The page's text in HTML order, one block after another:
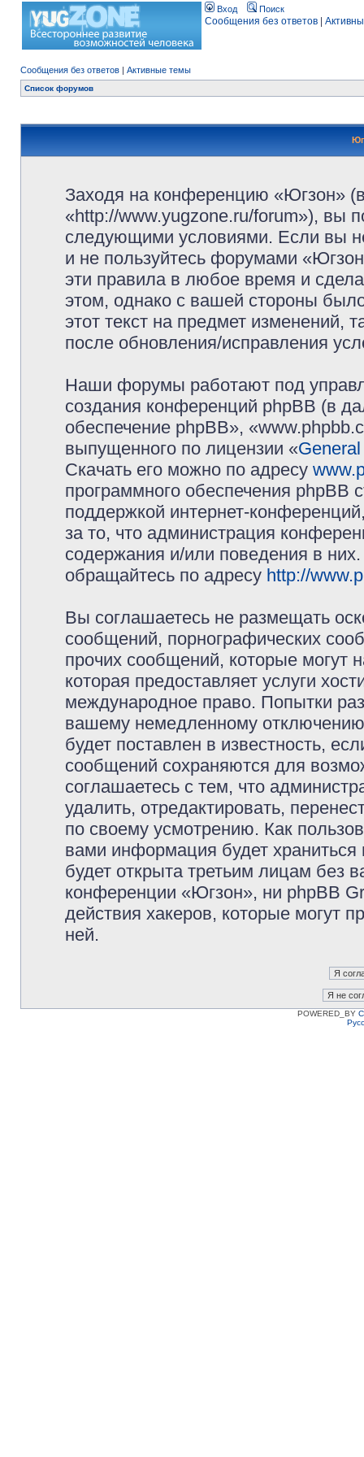
Вход Поиск
Сообщения без ответов
Сообщения без ответов | Активные темы
Список форумов
Заходя на конференцию «Югзон»
«http://www.yugzone.ru/forum»), вы
следующими условиями. Если вы
и не пользуйтесь форумами
эти правила в любое время и
этом, однако с вашей стороны
этот текст на предмет изменений,
после обновления/исправления
Наши форумы работают под
создания конференций phpBB (в
обеспечение phpBB»,
выпущенного по лицензии «
Скачать его можно по адресу
программного обеспечения phpBB
поддержкой интернет-
за то, что администрация
содержания и/или поведения в
обращайтесь по адресу http://
Вы соглашаетесь не размещать
сообщений, порнографических
прочих сообщений, которые могут
которая предоставляет услуги
международное право. Попытки
вашему немедленному
будет поставлен в известность,
сообщений сохраняются для
соглашаетесь с тем, что
удалить, отредактировать,
по своему усмотрению. Как
вами информация будет
будет открыта третьим лицам без
конференции «Югзон», ни phpBB
действия хакеров, которые могут
ней.
POWERED_BY